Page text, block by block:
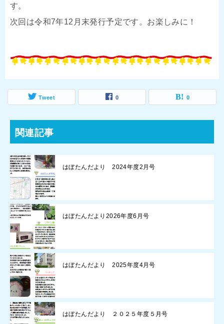
す。
次回は令和7年12月末発行予定です。お楽しみに！
Tweet 0 0
関連記事
はぼたんだより 2024年度2月号
はぼたんだより2026年度6月号
はぼたんだより 2025年度4月号
はぼたんだより ２０２５年度５月号